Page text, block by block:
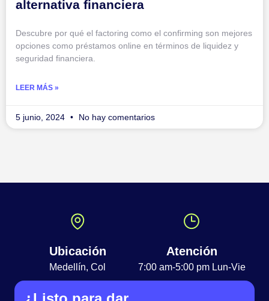
alternativa financiera
Descubre por qué el factoring como el confirming son mejores
opciones como préstamos online en términos de liquidez y
seguridad financiera.
LEER MÁS »
5 junio, 2024 No hay comentarios
Ubicación
Medellín, Col
Atención
7:00 am-5:00 pm Lun-Vie